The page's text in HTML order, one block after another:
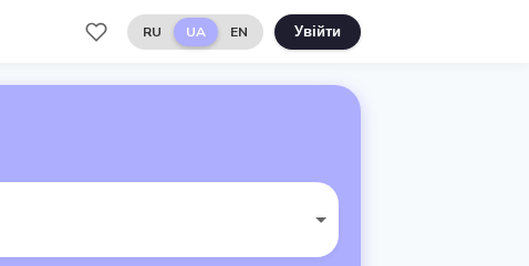
RU UA EN Увійти